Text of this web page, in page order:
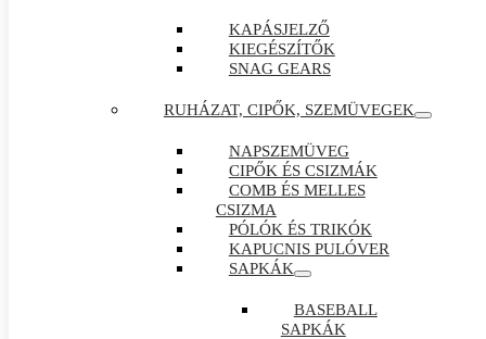
KAPÁSJELZŐ
KIEGÉSZÍTŐK
SNAG GEARS
RUHÁZAT, CIPŐK, SZEMÜVEGEK
NAPSZEMÜVEG
CIPŐK ÉS CSIZMÁK
COMB ÉS MELLES
CSIZMA
PÓLÓK ÉS TRIKÓK
KAPUCNIS PULÓVER
SAPKÁK
BASEBALL
SAPKÁK